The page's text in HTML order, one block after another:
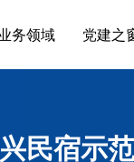
务领域 党建之
民宿示